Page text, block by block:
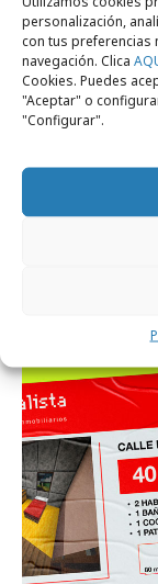
personalización,
con tus preferencias
navegación. Clica
Cookies. Puedes
"Aceptar" o
"Configurar".